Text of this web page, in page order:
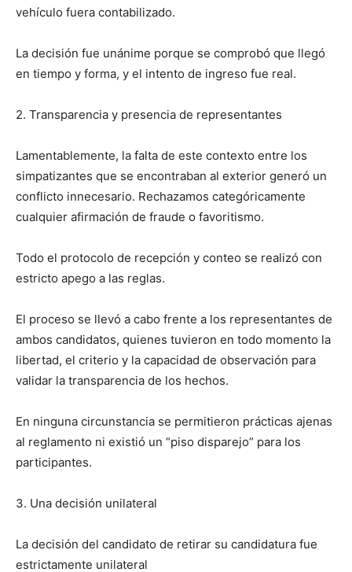
vehículo fuera contabilizado.
La decisión fue unánime porque se comprobó que llegó
en tiempo y forma, y el intento de ingreso fue real.
2. Transparencia y presencia de representantes
Lamentablemente, la falta de este contexto entre los
simpatizantes que se encontraban al exterior generó un
conflicto innecesario. Rechazamos categóricamente
cualquier afirmación de fraude o favoritismo.
Todo el protocolo de recepción y conteo se realizó con
estricto apego a las reglas.
El proceso se llevó a cabo frente a los representantes de
ambos candidatos, quienes tuvieron en todo momento la
libertad, el criterio y la capacidad de observación para
validar la transparencia de los hechos.
En ninguna circunstancia se permitieron prácticas ajenas
al reglamento ni existió un “piso disparejo” para los
participantes.
3. Una decisión unilateral
La decisión del candidato de retirar su candidatura fue
estrictamente unilateral